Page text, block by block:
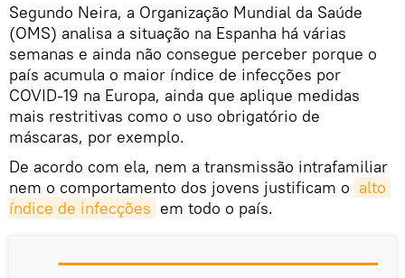
Segundo Neira, a Organização Mundial da Saúde
(OMS) analisa a situação na Espanha há várias
semanas e ainda não consegue perceber porque o
país acumula o maior índice de infecções por
COVID-19 na Europa, ainda que aplique medidas
mais restritivas como o uso obrigatório de
máscaras, por exemplo.
De acordo com ela, nem a transmissão intrafamiliar
nem o comportamento dos jovens justificam o alto
índice de infecções em todo o país.